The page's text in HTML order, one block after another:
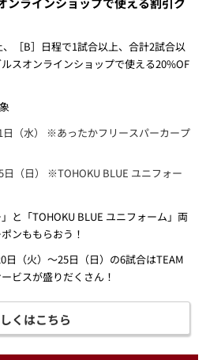
［B］日程で1試合以上、合計2試合以
スオンラインショップで使える20%OF
日（水） ※あったかフリースパーカープ
日（日） ※TOHOKU BLUE ユニフォー
と「TOHOKU BLUE ユニフォーム」両
ンももらおう！
日（火）～25日（日）の6試合はTEAM
ビスが盛りだくさん！
くはこちら